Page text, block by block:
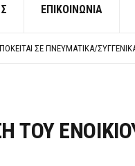
ΕΠΙΚΟΙΝΩΝΙΑ
ΤΟΥ